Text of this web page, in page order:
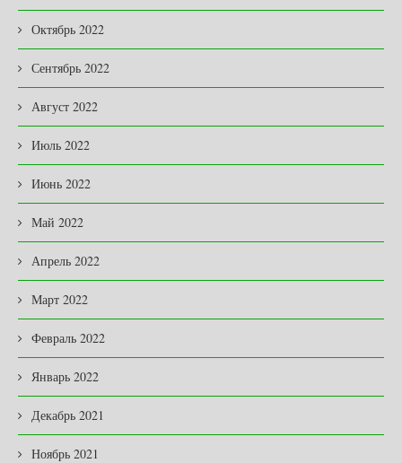
Октябрь 2022
Сентябрь 2022
Август 2022
Июль 2022
Июнь 2022
Май 2022
Апрель 2022
Март 2022
Февраль 2022
Январь 2022
Декабрь 2021
Ноябрь 2021